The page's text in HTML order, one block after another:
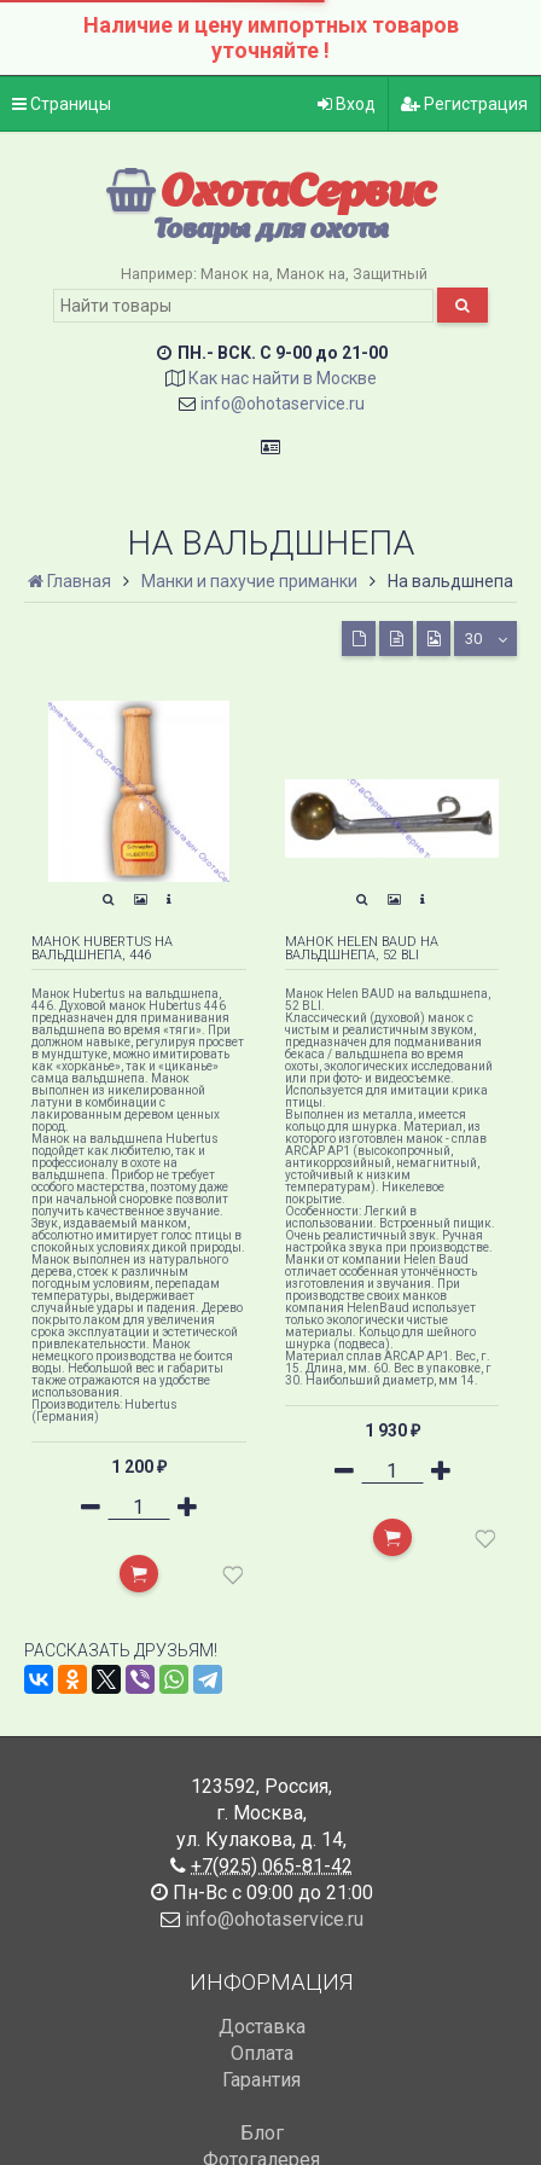
Наличие и цену импортных товаров
уточняйте !
Страницы Вход Регистрация
ОхотаСервис
Товары для охоты
Например: Манок на Манок на Защитный
ПН.- ВСК. C 9-00 до 21-00
Как нас найти в Москве
info@ohotaservice.ru
НА ВАЛЬДШНЕПА
Главная Манки и пахучие приманки На вальдшнепа
30
МАНОК HUBERTUS НА
ВАЛЬДШНЕПА, 446
Манок Hubertus на вальдшнепа,
446. Духовой манок Hubertus 446
предназначен для приманивания
вальдшнепа во время «тяги». При
должном навыке, регулируя просвет
в мундштуке, можно имитировать
как «хорканье», так и «циканье»
самца вальдшнепа. Манок
выполнен из никелированной
латуни в комбинации с
лакированным деревом ценных
пород.
Манок на вальдшнепа Hubertus
подойдет как любителю, так и
профессионалу в охоте на
вальдшнепа. Прибор не требует
особого мастерства, поэтому даже
при начальной сноровке позволит
получить качественное звучание.
Звук, издаваемый манком,
абсолютно имитирует голос птицы в
спокойных условиях дикой природы.
Манок выполнен из натурального
дерева, стоек к различным
погодным условиям, перепадам
температуры, выдерживает
случайные удары и падения. Дерево
покрыто лаком для увеличения
срока эксплуатации и эстетической
привлекательности. Манок
немецкого производства не боится
воды. Небольшой вес и габариты
также отражаются на удобстве
использования.
Производитель: Hubertus
(Германия)
1 200 ₽
МАНОК HELEN BAUD НА
ВАЛЬДШНЕПА, 52 BLI
Манок Helen BAUD на вальдшнепа,
52 BLI.
Классический (духовой) манок с
чистым и реалистичным звуком,
предназначен для подманивания
бекаса / вальдшнепа во время
охоты, экологических исследований
или при фото- и видеосъемке.
Используется для имитации крика
птицы.
Выполнен из металла, имеется
кольцо для шнурка. Материал, из
которого изготовлен манок - сплав
ARCAP AP1 (высокопрочный,
антикоррозийный, немагнитный,
устойчивый к низким
температурам). Никелевое
покрытие.
Особенности: Легкий в
использовании. Встроенный пищик.
Очень реалистичный звук. Ручная
настройка звука при производстве.
Манки от компании Helen Baud
отличает особенная утончённость
изготовления и звучания. При
производстве своих манков
компания HelenBaud использует
только экологически чистые
материалы. Кольцо для шейного
шнурка (подвеса).
Материал сплав ARCAP AP1. Вес, г.
15. Длина, мм. 60. Вес в упаковке, г
30. Наибольший диаметр, мм 14.
1 930 ₽
РАССКАЗАТЬ ДРУЗЬЯМ!
123592, Россия,
г. Москва,
ул. Кулакова, д. 14,
+7(925) 065-81-42
Пн-Вс с 09:00 до 21:00
info@ohotaservice.ru
ИНФОРМАЦИЯ
Доставка
Оплата
Гарантия
Блог
Фотогалерея